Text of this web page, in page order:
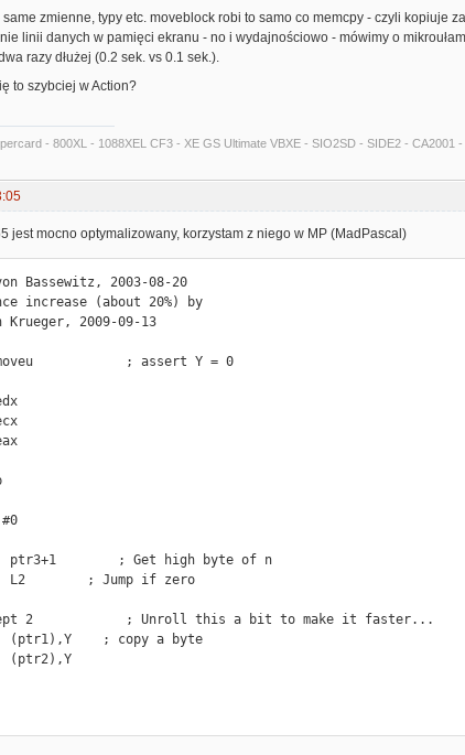
same zmienne, typy etc. moveblock robi to samo co memcpy - czyli kopiuje
linii danych w pamięci ekranu - no i wydajnościowo - mówimy o
razy dłużej (0.2 sek. vs 0.1 sek.).
to szybciej w Action?
- 800XL - 1088XEL CF3 - XE GS Ultimate VBXE - SIO2SD - SIDE2 -
jest mocno optymalizowany, korzystam z niego w MP (MadPascal)
Bassewitz, 2003-08-20
increase (about 20%) by
2009-09-13
; assert Y = 0
2            ; Unroll this a bit to make it faster...